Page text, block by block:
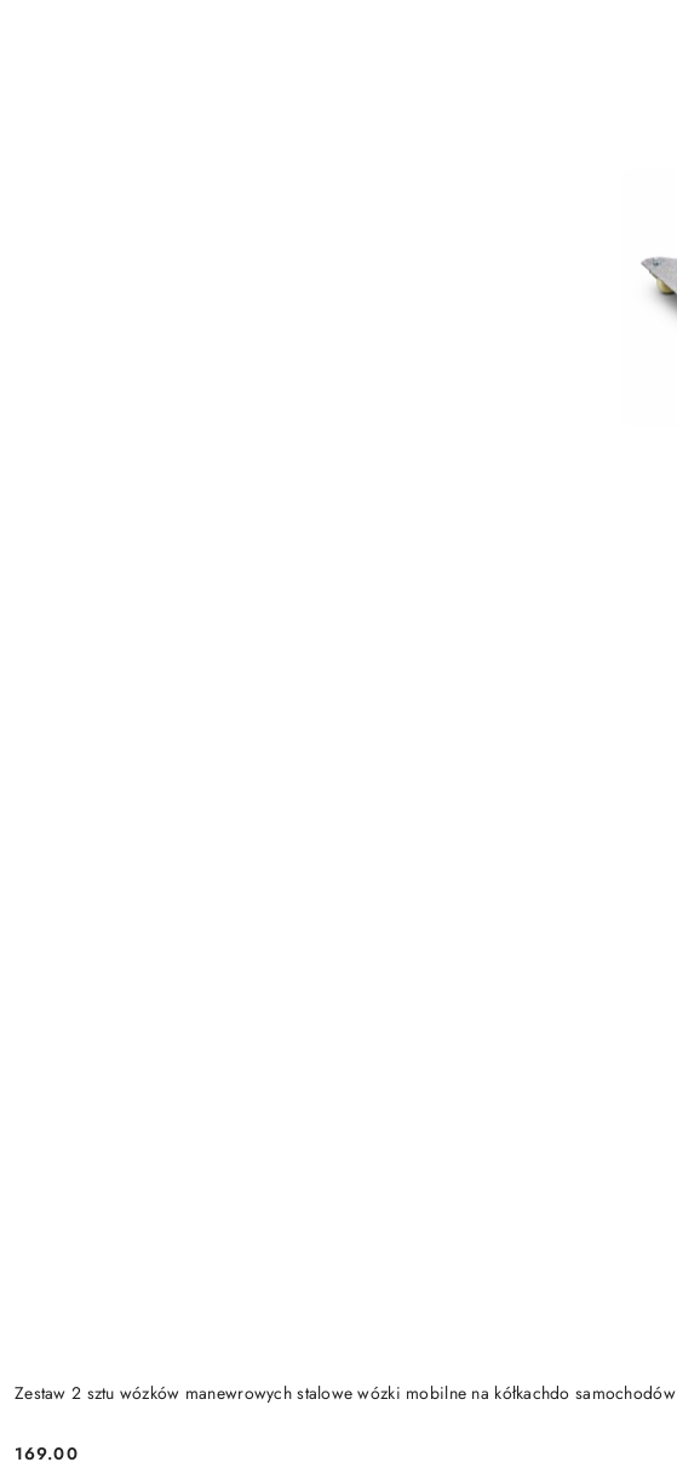
Zestaw 2 sztu wózków manewrowych stalowe wózki mobilne na kółkachdo samochodów
169.00